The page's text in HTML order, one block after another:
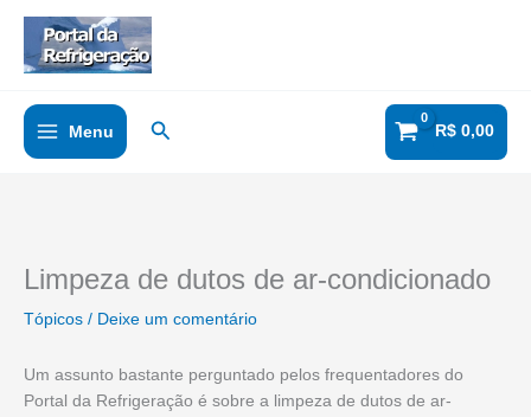
Menu Pesquisar R$0,00
Limpeza de dutos de ar-condicionado
Tópicos / Deixe um comentário
Um assunto bastante perguntado pelos frequentadores do
Portal da Refrigeração é sobre a limpeza de dutos de ar-